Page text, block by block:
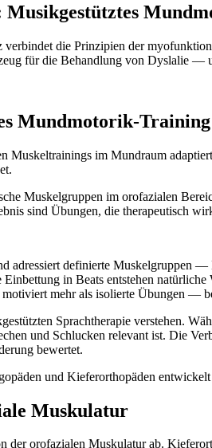
Musikgestütztes
die Prinzipien der
für die Behandlung von Dyslalie —
Mundmotorik-Training
Muskeltrainings im Mundraum
Muskelgruppen im orofazialen
sind Übungen, die therapeutisch
adressiert definierte Muskelgruppen
Einbettung in Beats entstehen
mehr als isolierte Übungen —
Sprachtherapie verstehen.
und Schlucken relevant ist. Die
bewertet.
und Kieferorthopäden
Muskulatur
der orofazialen Muskulatur ab.